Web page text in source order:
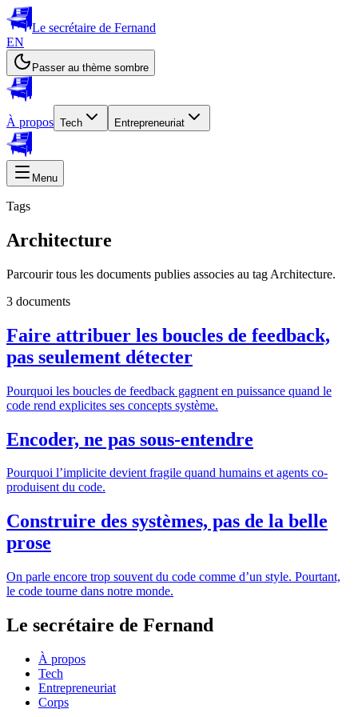
Le secrétaire de Fernand
EN
Passer au thème sombre
À propos Tech Entrepreneuriat
Menu
Tags
Architecture
Parcourir tous les documents publies associes au tag Architecture.
3 documents
Faire attribuer les boucles de feedback,
pas seulement détecter
Pourquoi les boucles de feedback gagnent en puissance quand le
code rend explicites ses concepts système.
Encoder, ne pas sous-entendre
Pourquoi l’implicite devient fragile quand humains et agents co-
produisent du code.
Construire des systèmes, pas de la belle
prose
On parle encore trop souvent du code comme d’un style. Pourtant,
le code tourne dans notre monde.
Le secrétaire de Fernand
À propos
Tech
Entrepreneuriat
Corps